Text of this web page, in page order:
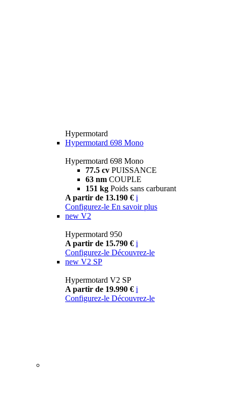
Hypermotard
Hypermotard 698 Mono
Hypermotard 698 Mono
77.5 cv PUISSANCE
63 nm COUPLE
151 kg Poids sans carburant
A partir de 13.190 € i
Configurez-le En savoir plus
new V2
Hypermotard 950
A partir de 15.790 € i
Configurez-le Découvrez-le
new V2 SP
Hypermotard V2 SP
A partir de 19.990 € i
Configurez-le Découvrez-le